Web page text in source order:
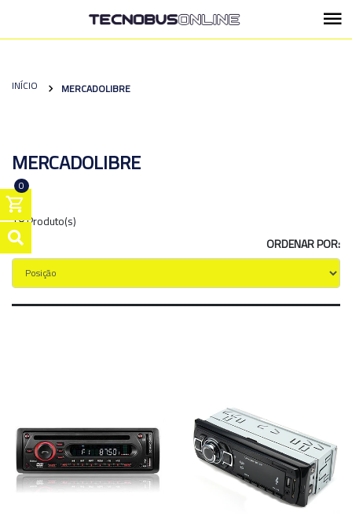
0
INÍCIO MERCADOLIBRE
MERCADOLIBRE
18 Produto(s)
ORDENAR POR: